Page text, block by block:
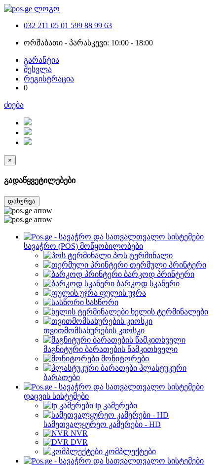
032 211 05 01 599 88 99 63
ორშაბათი - პარასკევი: 10:00 - 18:00
გარანტია
შესვლა
რეგისტრაცია
0
ძიება
×
გადაწყვეტილებები
დახურვა
სავაჭრო (POS) მოწყობილობები
პოს ტერმინალი
თერმული პრინტერი
ბარკოდ პრინტერი
ბარკოდ სკანერი
ფულის უჯრა
სასწორი
ხელის ტერმინალები
თვითმომსახურების კიოსკი
მაგნიტური ბარათების წამკითხველი
მონიტორები
პლასტუკური
ბარათები
დაცვის სისტემები
ip კამერები
სამეთვალყურეო კამერები - HD
NVR
DVR
კომპლექტები